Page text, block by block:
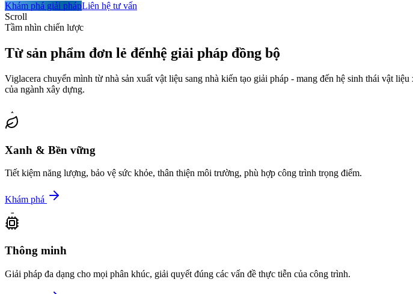
Khám phá giải phápLiên hệ tư vấn
Scroll
Tầm nhìn chiến lược
Từ sản phẩm đơn lẻ đếnhệ giải pháp đồng bộ
Viglacera chuyển mình từ nhà sản xuất vật liệu sang nhà kiến tạo giải pháp - mang đến hệ sinh thái vật
của ngành xây dựng.
01
Xanh & Bền vững
Tiết kiệm năng lượng, bảo vệ sức khỏe, thân thiện môi trường, phù hợp công trình trọng điểm.
Khám phá
02
Thông minh
Giải pháp đa dạng cho mọi phân khúc, giải quyết đúng các vấn đề thực tiễn của công trình.